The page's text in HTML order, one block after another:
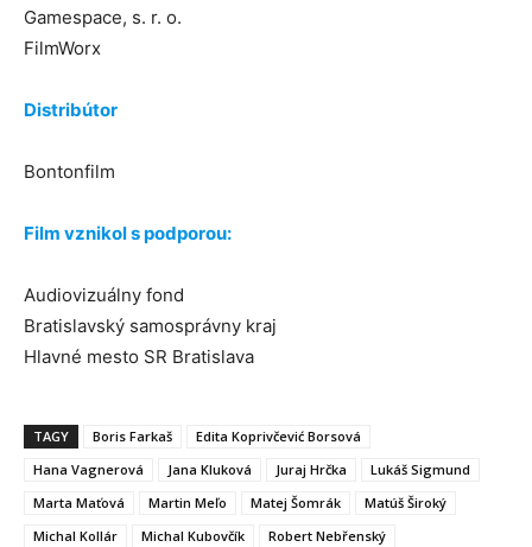
Gamespace, s. r. o.
FilmWorx
Distribútor
Bontonfilm
Film vznikol s podporou:
Audiovizuálny fond
Bratislavský samosprávny kraj
Hlavné mesto SR Bratislava
TAGY Boris Farkaš
Edita Koprivčević Borsová
Hana Vagnerová
Jana Kluková Juraj Hrčka
Lukáš Sigmund
Marta Maťová
Martin Meľo Matej Šomrák
Matúš Široký
Michal Kollár
Michal Kubovčík
Robert Nebřenský